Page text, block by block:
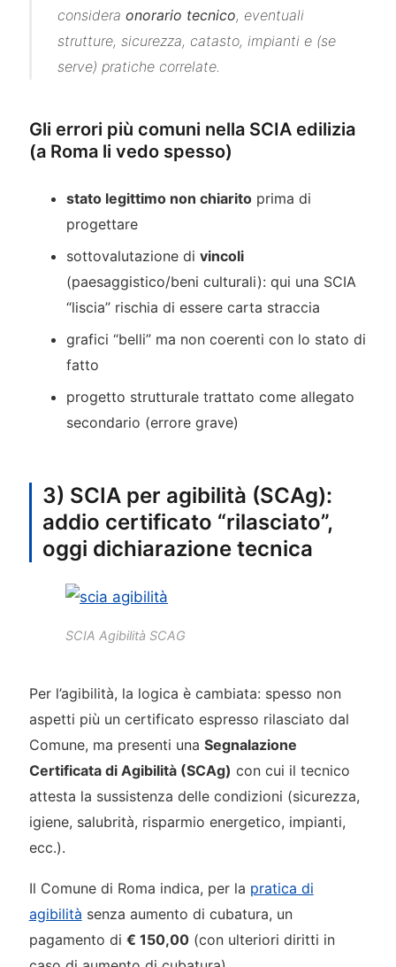
considera onorario tecnico, eventuali
strutture, sicurezza, catasto, impianti e (se
serve) pratiche correlate.
Gli errori più comuni nella SCIA edilizia
(a Roma li vedo spesso)
stato legittimo non chiarito prima di
progettare
sottovalutazione divincoli
(paesaggistico/beni culturali): qui una SCIA
“liscia” rischia di essere carta straccia
grafici “belli” ma non coerenti con lo stato di
fatto
progetto strutturale trattato come allegato
secondario (errore grave)
3) SCIA per agibilità (SCAg):
addio certificato “rilasciato”,
oggi dichiarazione tecnica
SCIA Agibilità SCAG
Per l’agibilità, la logica è cambiata: spesso non
aspetti più un certificato espresso rilasciato dal
Comune, ma presenti una Segnalazione
Certificata di Agibilità (SCAg) con cui il tecnico
attesta la sussistenza delle condizioni (sicurezza,
igiene, salubrità, risparmio energetico, impianti,
ecc.).
Il Comune di Roma indica, per la pratica di
agibilità senza aumento di cubatura, un
pagamento di € 150,00(con ulteriori diritti in